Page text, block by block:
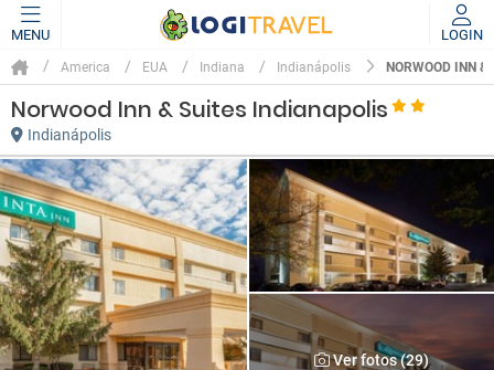
MENU LOGIN
America EUA Indiana Indianápolis NORWOOD INN
Norwood Inn & Suites Indianapolis
Indianápolis
Ver fotos (29)